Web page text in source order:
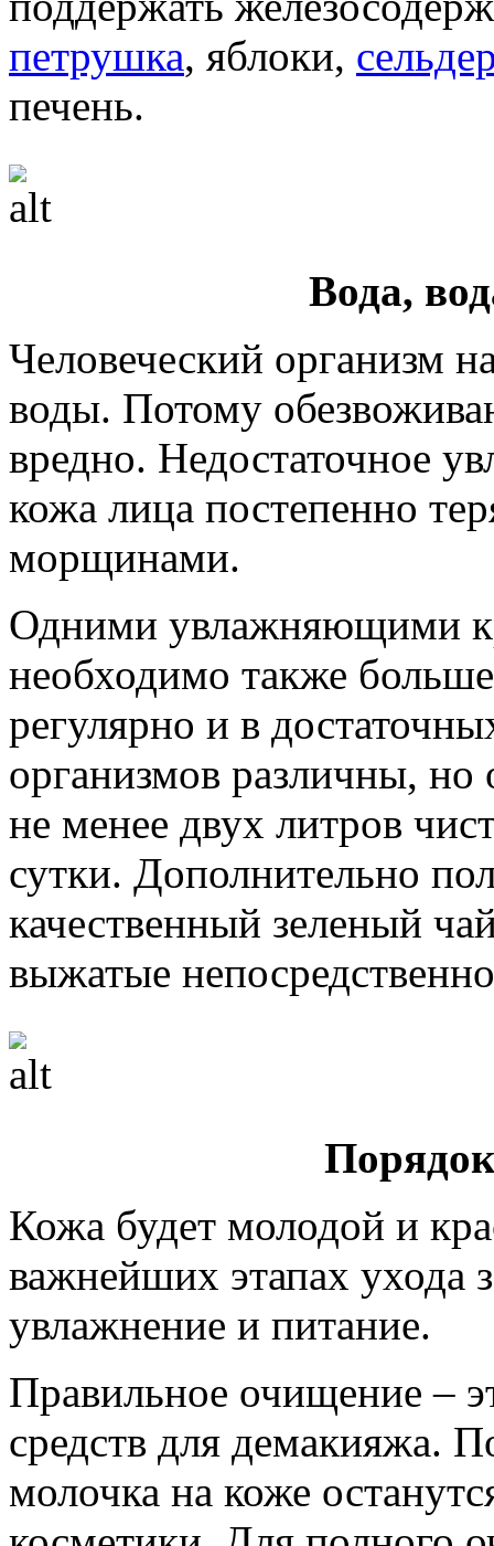
петрушка, яблоки,
печень.
Вода,
Человеческий организм
воды. Потому
вредно. Недостаточное
кожа лица постепенно
морщинами.
Одними увлажняющими
необходимо также
регулярно и в
организмов различны, но
не менее двух литров
сутки. Дополнительно
качественный зеленый
выжатые
Кожа будет молодой и
важнейших этапах ухода
увлажнение и питание.
Правильное очищение –
средств для демакияжа.
молочка на коже